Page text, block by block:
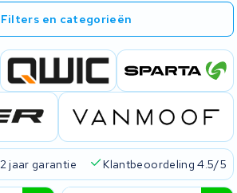
Filters en categorieën
2 jaar garantie Klantbeoordeling 4.5/5